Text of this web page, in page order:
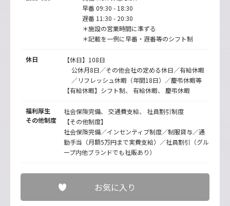
早番 09:30 - 18:30
遅番 11:30 - 20:30
＊施設の営業時間に準ずる
＊記載を一例に早番・遅番等のシフト制
休日
【休日】108日
公休月8日／その他会社の定める休日／有給休暇
／リフレッシュ休暇（年間18日）／慶弔休暇等
【有給休暇】シフト制、 有給休暇、 慶弔休暇
福利厚生
その他制度
社会保険完備、 交通費支給、 社員割引制度
【その他制度】
社会保険完備／インセンティブ制度／制服貸与／通
勤手当（月額5万円まで実費支給）／社員割引（グル
ープ内他ブランドでも社販あり）
お気に入り